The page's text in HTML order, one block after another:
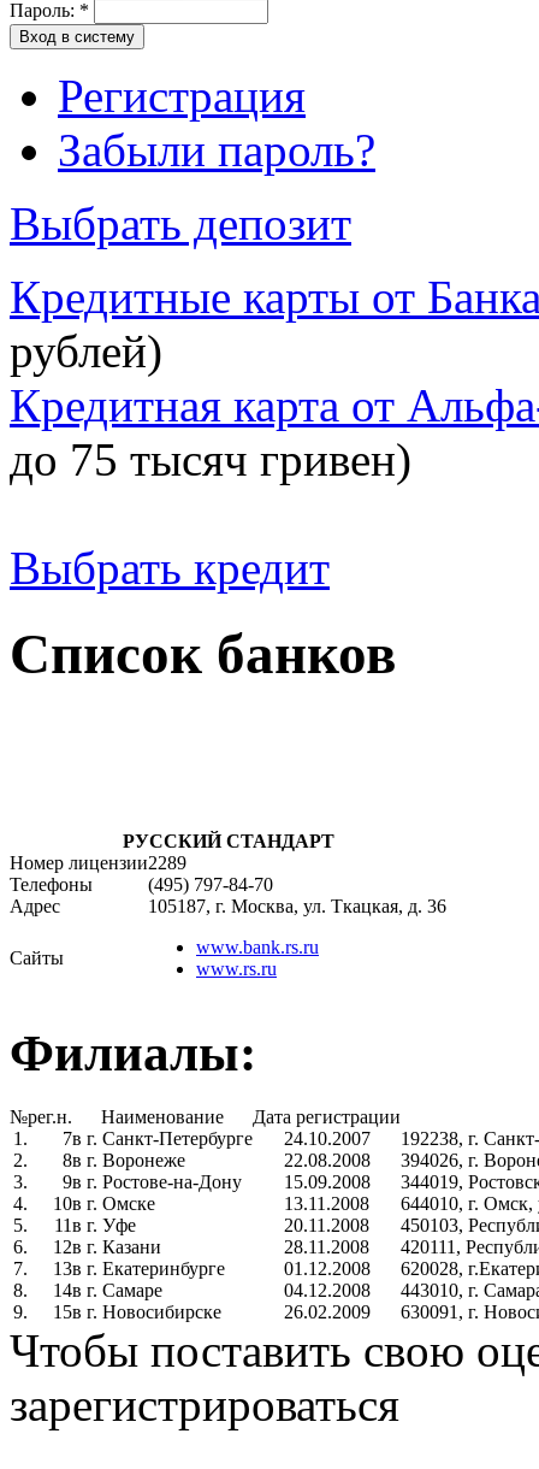
Пароль: *
Регистрация
Забыли пароль?
Выбрать депозит
Кредитные карты от
рублей)
Кредитная карта от
до 75 тысяч гривен)
Выбрать кредит
Список банков
РУССКИЙ СТАНДАРТ
Номер лицензии2289
Телефоны
(495) 797-84-70
Адрес
105187, г. Москва, ул. Ткацкая, д. 36
Сайты
www.bank.rs.ru
www.rs.ru
Филиалы:
№рег.н. Наименование
Дата регистрации
1.
7в г. Санкт-Петербурге 24.10.2007
192238, г.
2.
8в г. Воронеже 22.08.2008
394026, г.
3.
9в г. Ростове-на-Дону 15.09.2008
344019,
4.
10в г. Омске 13.11.2008
644010, г.
5.
11в г. Уфе 20.11.2008
450103,
6.
12в г. Казани 28.11.2008
420111,
7.
13в г. Екатеринбурге 01.12.2008
620028,
8.
14в г. Самаре 04.12.2008
443010, г.
9.
15в г. Новосибирске 26.02.2009 630091, г.
Чтобы поставить свою
зарегистрироваться